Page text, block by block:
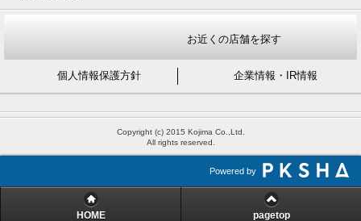
お近くの店舗を探す
個人情報保護方針 企業情報・IR情報
Copyright (c) 2015 Kojima Co.,Ltd.
All rights reserved.
Powered by
HOME pagetop